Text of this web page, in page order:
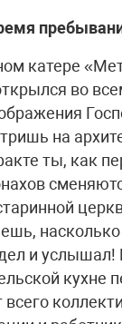
катере
во
на
ты, как
и
кухне
всего